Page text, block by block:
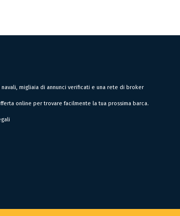
migliaia di annunci verificati e una rete di broker
online per trovare facilmente la tua prossima barca.